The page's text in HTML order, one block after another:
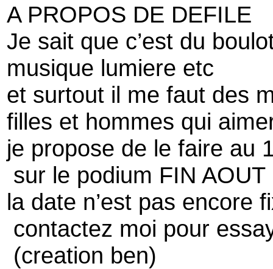
A PROPOS DE DEFILE
Je sait que c’est du
musique lumiere etc
et surtout il me faut des
filles et hommes qui
je propose de le faire au
sur le podium FIN AOUT
la date n’est pas encore
contactez moi pour
(creation ben)